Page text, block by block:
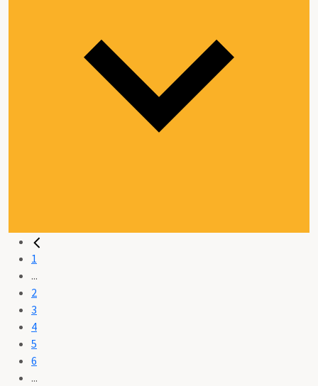
1
...
2
3
4
5
6
...